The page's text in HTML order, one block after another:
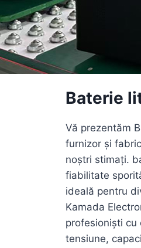
Baterie
Vă prezentăm
furnizor și
noștri stimați.
fiabilitate
ideală pentru
Kamada
profesioniști cu
tensiune,